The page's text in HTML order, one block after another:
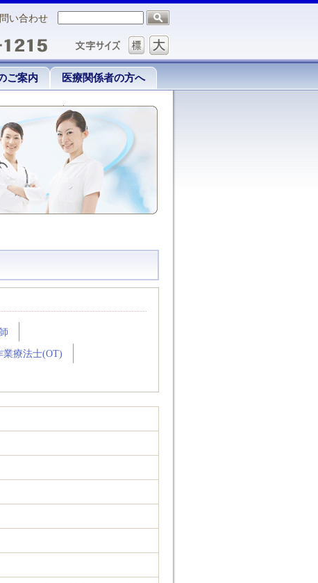
い合わせ
ご案内 医療関係者の方へ
業療法士(OT)